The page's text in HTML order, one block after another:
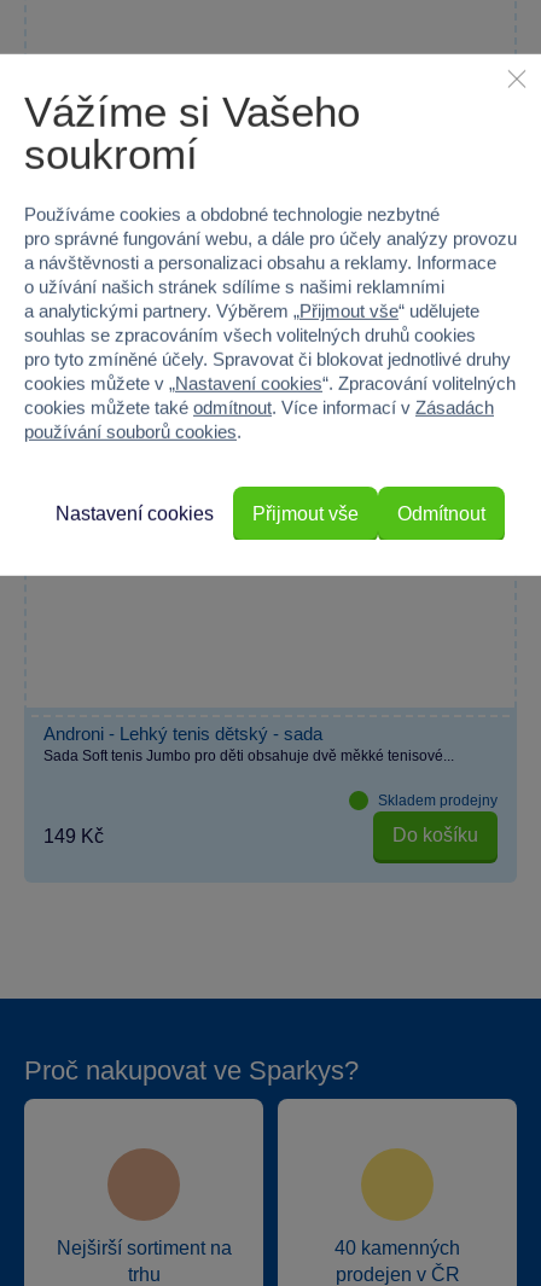
Androni - Soft tenis 54 cm - 2 druhy
Sada dvou raket na soft tenis a míč pro aktivní zábavu na...
199 Kč Do košíku
Androni - Lehký tenis dětský - sada
Sada Soft tenis Jumbo pro děti obsahuje dvě měkké tenisové...
Skladem prodejny
149 Kč Do košíku
Proč nakupovat ve Sparkys?
Nejširší sortiment na
trhu
40 kamenných
prodejen v ČR
Vážíme si Vašeho
soukromí
Používáme cookies a obdobné technologie nezbytné
pro správné fungování webu, a dále pro účely analýzy provozu
a návštěvnosti a personalizaci obsahu a reklamy. Informace
o užívání našich stránek sdílíme s našimi reklamními
a analytickými partnery. Výběrem „Přijmout vše“ udělujete
souhlas se zpracováním všech volitelných druhů cookies
pro tyto zmíněné účely. Spravovat či blokovat jednotlivé druhy
cookies můžete v „Nastavení cookies“. Zpracování volitelných
cookies můžete také odmítnout. Více informací v Zásadách
používání souborů cookies.
Odmítnout
Nastavení cookies Přijmout vše